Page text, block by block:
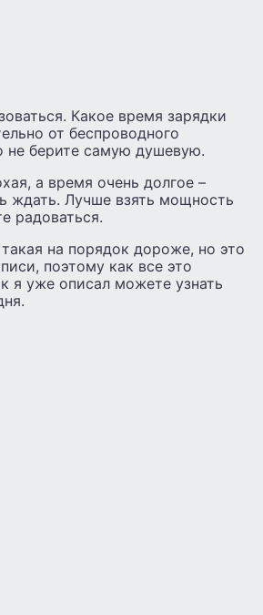
Какое время зарядки
от беспроводного
не берите самую душевую.
а время очень долгое –
ждать. Лучше взять мощность
радоваться.
на порядок дороже, но это
поэтому как все это
я уже описал можете узнать